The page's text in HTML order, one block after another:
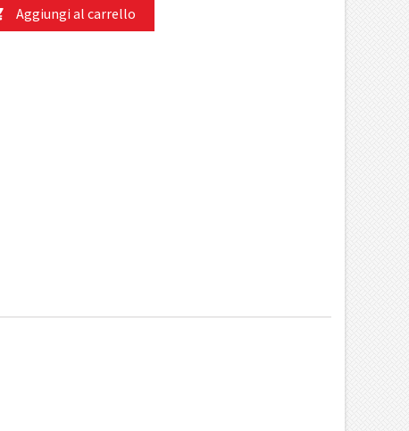
Aggiungi al carrello